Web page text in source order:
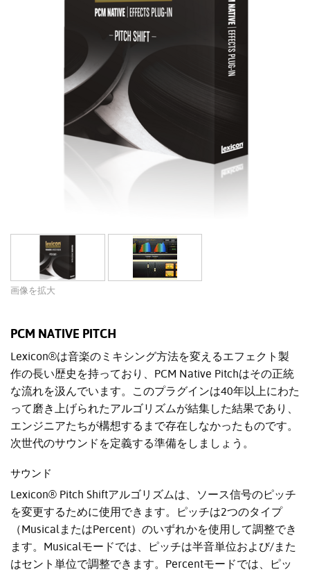
画像を拡大
PCM NATIVE PITCH
Lexicon®は音楽のミキシング方法を変えるエフェクト製
作の長い歴史を持っており、PCM Native Pitchはその正統
な流れを汲んでいます。このプラグインは40年以上にわた
って磨き上げられたアルゴリズムが結集した結果であり、
エンジニアたちが構想するまで存在しなかったものです。
次世代のサウンドを定義する準備をしましょう。
サウンド
Lexicon® Pitch Shiftアルゴリズムは、ソース信号のピッチ
を変更するために使用できます。ピッチは2つのタイプ
（MusicalまたはPercent）のいずれかを使用して調整でき
ます。Musicalモードでは、ピッチは半音単位および/また
はセント単位で調整できます。Percentモードでは、ピッ